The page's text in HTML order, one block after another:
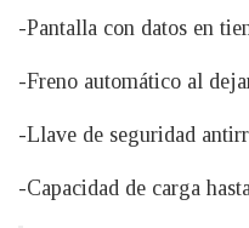
-Pantalla con datos en
-Freno automático al
-Llave de seguridad
-Capacidad de carga